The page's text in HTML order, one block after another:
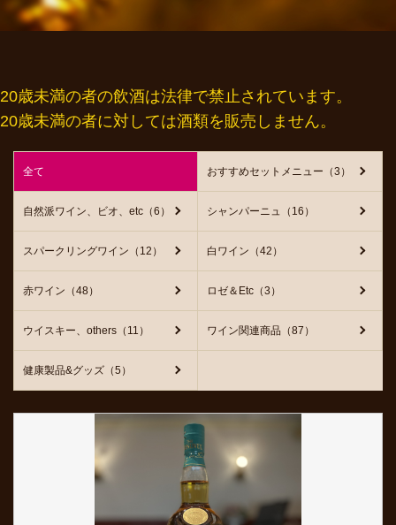
20歳未満の者の飲酒は法律で禁止されています。
20歳未満の者に対しては酒類を販売しません。
全て おすすめセットメニュー（3）
自然派ワイン、ビオ、etc（6） シャンパーニュ（16）
スパークリングワイン（12） 白ワイン（42）
赤ワイン（48） ロゼ＆Etc（3）
ウイスキー、others（11） ワイン関連商品（87）
健康製品&グッズ（5）